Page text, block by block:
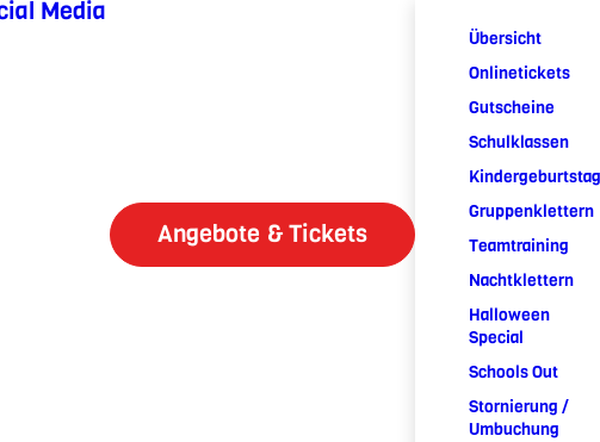
Media
Angebote & Tickets
Übersicht
Onlinetickets
Gutscheine
Schulklassen
Kindergeburtstag
Gruppenklettern
Teamtraining
Nachtklettern
Halloween
Special
Schools Out
Stornierung /
Umbuchung